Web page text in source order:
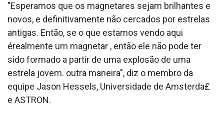
"Esperamos que os magnetares sejam brilhantes e
novos, e definitivamente não cercados por estrelas
antigas. Então, se o que estamos vendo aqui
érealmente um magnetar , então ele não pode ter
sido formado a partir de uma explosão de uma
estrela jovem. outra maneira", diz o membro da
equipe Jason Hessels, Universidade de Amsterda£
e ASTRON.